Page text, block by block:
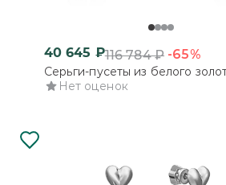
40 645 ₽116 784₽ -65%
Серьги-пусеты из белого
Нет оценок